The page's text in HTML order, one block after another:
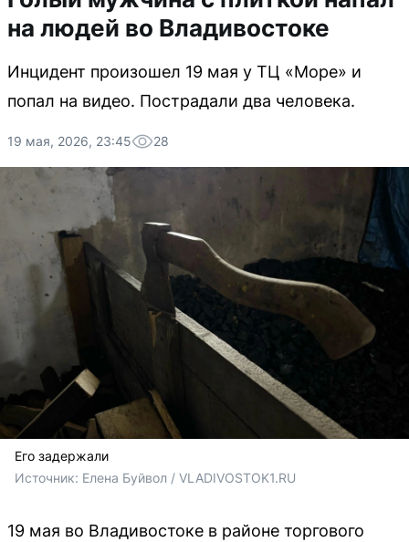
на людей во Владивостоке
Инцидент произошел 19 мая у ТЦ «Море» и
попал на видео. Пострадали два человека.
19 мая, 2026, 23:45 28
Его задержали
Источник: Елена Буйвол / VLADIVOSTOK1.RU
19 мая во Владивостоке в районе торгового